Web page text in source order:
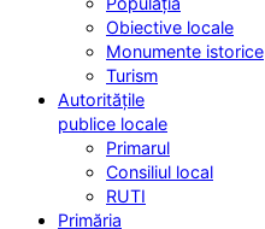
Obiective locale
Monumente istorice
Turism
Autoritățile
publice locale
Primarul
Consiliul local
RUTI
Primăria